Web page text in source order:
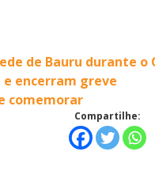
de Bauru durante o
e encerram greve
comemorar
Compartilhe: